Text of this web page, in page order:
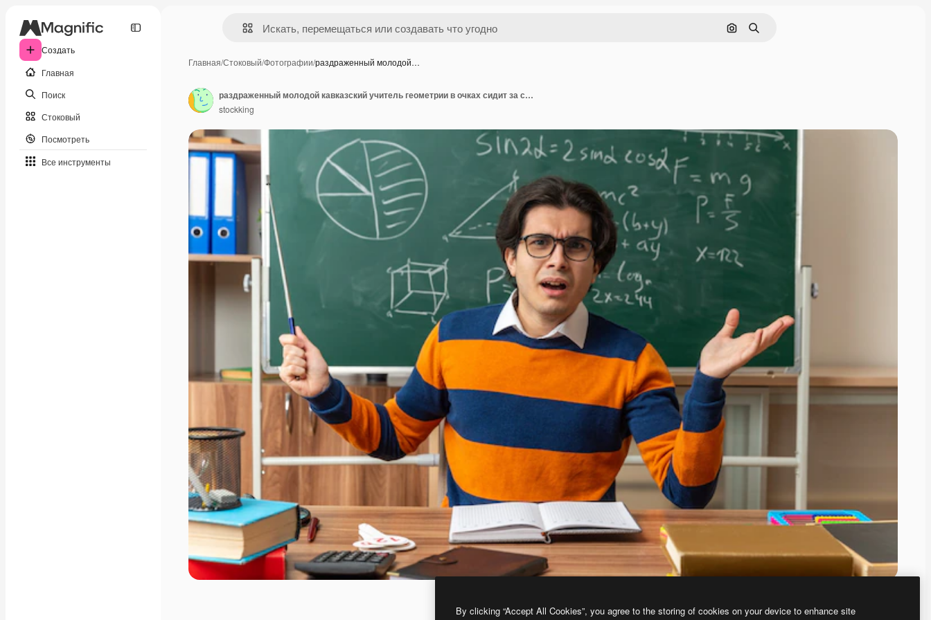
Создать
Главная
Поиск
Стоковый
Посмотреть
Все инструменты
Поиск по изображению
Поиск
Главная/Стоковый/Фотографии/раздраженный молодой…
раздраженный молодой кавказский учитель геометрии в очках сидит за столом со школьными принадлежностями в классе, держа указатель, глядя вперед, показывая пустую руку
stockking
By clicking “Accept All Cookies”, you agree to the storing of cookies on your device to enhance site